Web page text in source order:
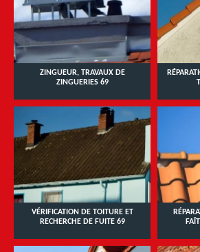
ZINGUEUR, TRAVAUX DE
ZINGUERIES 69
VÉRIFICATION DE TOITURE ET
RECHERCHE DE FUITE 69